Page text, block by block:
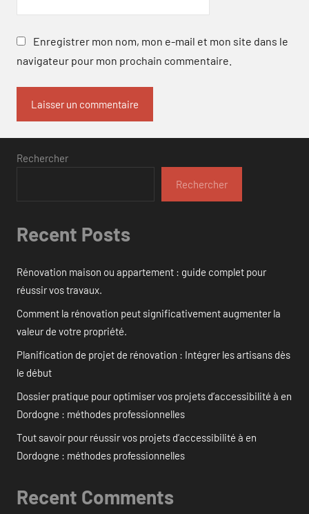
Enregistrer mon nom, mon e-mail et mon site dans le
navigateur pour mon prochain commentaire.
Rechercher
Rechercher
Recent Posts
Rénovation maison ou appartement : guide complet pour
réussir vos travaux.
Comment la rénovation peut significativement augmenter la
valeur de votre propriété.
Planification de projet de rénovation : Intégrer les artisans dès
le début
Dossier pratique pour optimiser vos projets d’accessibilité à en
Dordogne : méthodes professionnelles
Tout savoir pour réussir vos projets d’accessibilité à en
Dordogne : méthodes professionnelles
Recent Comments